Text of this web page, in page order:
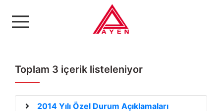
Ayen Enerji A.Ş
Toplam 3 içerik listeleniyor
2014 Yılı Özel Durum Açıklamaları